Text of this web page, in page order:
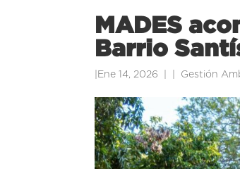
MADES
Barrio
Ene 14, 2026 Gestión